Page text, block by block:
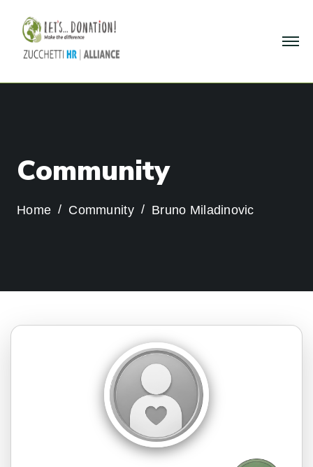
Community
Home Community Bruno Miladinovic